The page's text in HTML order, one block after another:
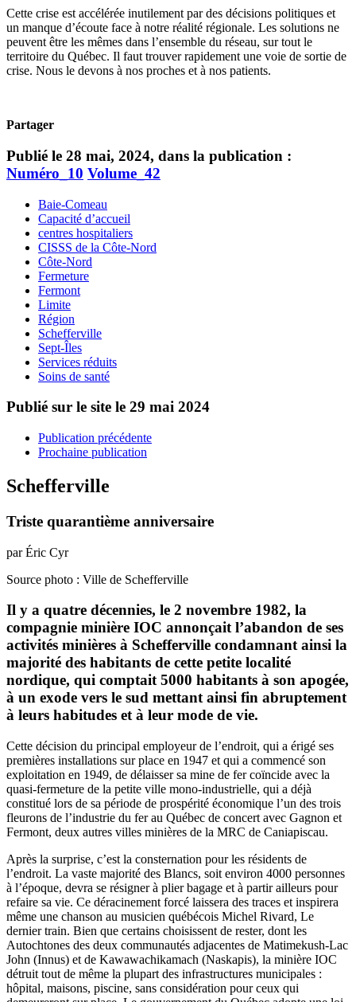
Cette crise est accélérée inutilement par des décisions politiques et
un manque d’écoute face à notre réalité régionale. Les solutions ne
peuvent être les mêmes dans l’ensemble du réseau, sur tout le
territoire du Québec. Il faut trouver rapidement une voie de sortie de
crise. Nous le devons à nos proches et à nos patients.
Partager
Publié le 28 mai, 2024, dans la publication :
Numéro_10 Volume_42
Baie-Comeau
Capacité d’accueil
centres hospitaliers
CISSS de la Côte-Nord
Côte-Nord
Fermeture
Fermont
Limite
Région
Schefferville
Sept-Îles
Services réduits
Soins de santé
Publié sur le site le 29 mai 2024
Publication précédente
Prochaine publication
Schefferville
Triste quarantième anniversaire
par Éric Cyr
Source photo : Ville de Schefferville
Il y a quatre décennies, le 2 novembre 1982, la
compagnie minière IOC annonçait l’abandon de ses
activités minières à Schefferville condamnant ainsi la
majorité des habitants de cette petite localité
nordique, qui comptait 5000 habitants à son apogée,
à un exode vers le sud mettant ainsi fin abruptement
à leurs habitudes et à leur mode de vie.
Cette décision du principal employeur de l’endroit, qui a érigé ses
premières installations sur place en 1947 et qui a commencé son
exploitation en 1949, de délaisser sa mine de fer coïncide avec la
quasi-fermeture de la petite ville mono-industrielle, qui a déjà
constitué lors de sa période de prospérité économique l’un des trois
fleurons de l’industrie du fer au Québec de concert avec Gagnon et
Fermont, deux autres villes minières de la MRC de Caniapiscau.
Après la surprise, c’est la consternation pour les résidents de
l’endroit. La vaste majorité des Blancs, soit environ 4000 personnes
à l’époque, devra se résigner à plier bagage et à partir ailleurs pour
refaire sa vie. Ce déracinement forcé laissera des traces et inspirera
même une chanson au musicien québécois Michel Rivard, Le
dernier train. Bien que certains choisissent de rester, dont les
Autochtones des deux communautés adjacentes de Matimekush-Lac
John (Innus) et de Kawawachikamach (Naskapis), la minière IOC
détruit tout de même la plupart des infrastructures municipales :
hôpital, maisons, piscine, sans considération pour ceux qui